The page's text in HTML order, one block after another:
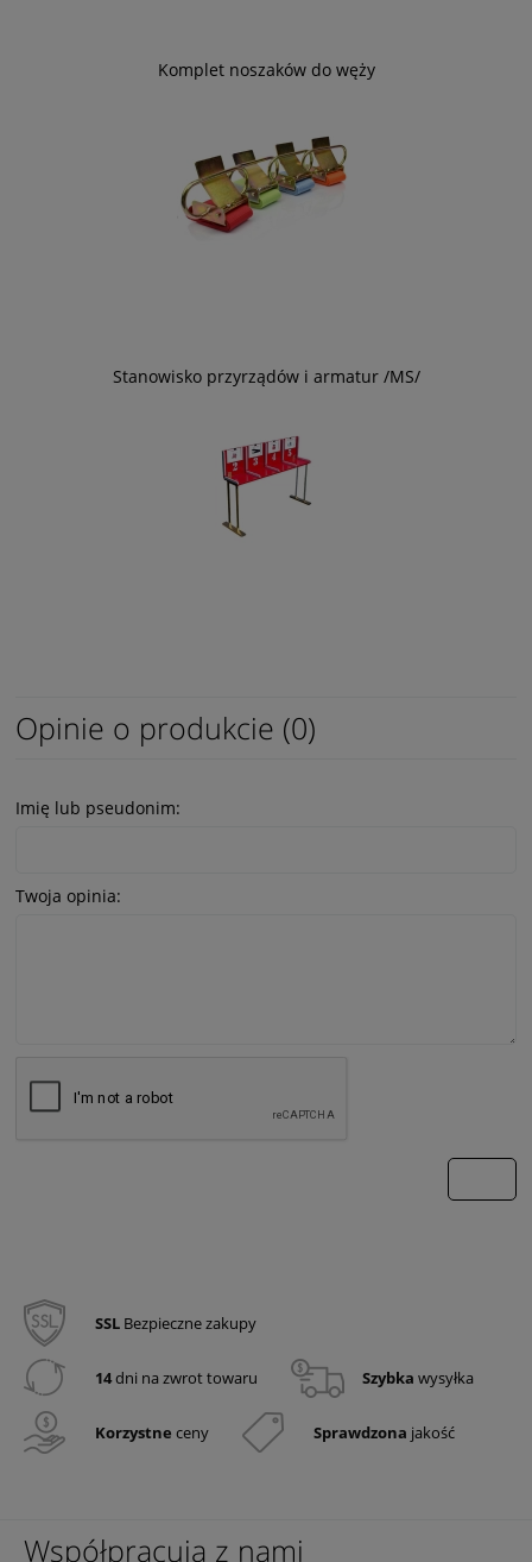
Komplet noszaków do węży
Stanowisko przyrządów i armatur /MS/
Opinie o produkcie (0)
Imię lub pseudonim:
Twoja opinia:
SSL Bezpieczne zakupy
14dni na zwrot towaru Szybka wysyłka
Korzystne ceny Sprawdzona jakość
Współpracują z nami